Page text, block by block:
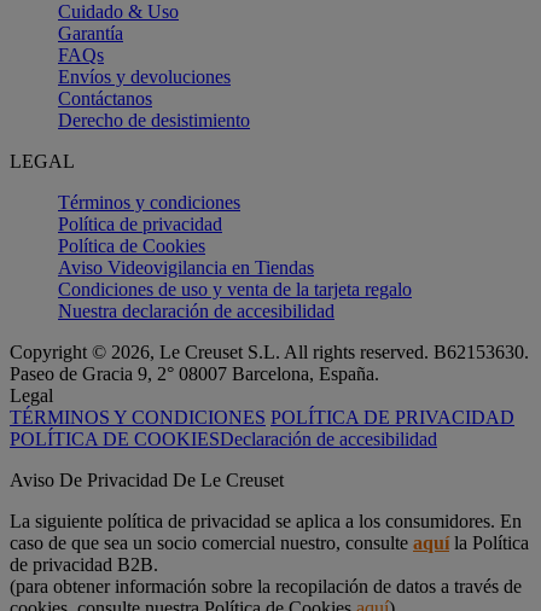
Cuidado & Uso
Garantía
FAQs
Envíos y devoluciones
Contáctanos
Derecho de desistimiento
LEGAL
Términos y condiciones
Política de privacidad
Política de Cookies
Aviso Videovigilancia en Tiendas
Condiciones de uso y venta de la tarjeta regalo
Nuestra declaración de accesibilidad
Copyright © 2026, Le Creuset S.L. All rights reserved. B62153630.
Paseo de Gracia 9, 2° 08007 Barcelona, España.
Legal
TÉRMINOS Y CONDICIONES POLÍTICA DE PRIVACIDAD
POLÍTICA DE COOKIESDeclaración de accesibilidad
Aviso De Privacidad De Le Creuset
La siguiente política de privacidad se aplica a los consumidores. En
caso de que sea un socio comercial nuestro, consulte aquíla Política
de privacidad B2B.
(para obtener información sobre la recopilación de datos a través de